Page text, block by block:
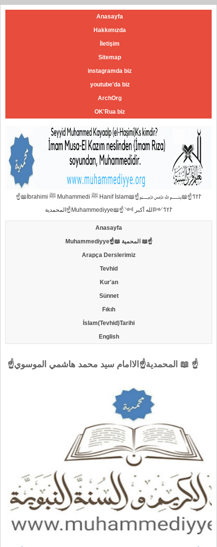
Anasayfa
Hakkımızda
İletişim
Sitemap
instagramda biz
youtube'da biz
ArchOrg
OK'Rua biz
☝📖İbrahimi ﷺ Muhammedi ﷺ Hanif İslam📖☝﷽𐰃𐰠𐰯☝📖
المحمدية☝Muhammediyye📖☝𐰃𐰠𐰯༺الله أكبر ༻
Anasayfa
Muhammediyye☝📖 المحمية 📖☝
Arapça Derslerimiz
Tevhid
Kur'an
Sünnet
Fıkıh
İslam(Tevhid)Tarihi
English
☝المحمدية☝الاامام سيد محمد هاشمي الموسوي 📖 ☝